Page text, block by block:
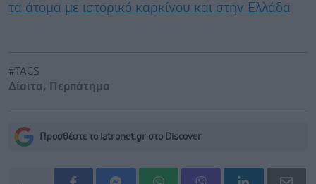
τα άτομα με ιστορικό καρκίνου και στην Ελλάδα
#TAGS
Δίαιτα, Περπάτημα
Προσθέστε το iatronet.gr στο Discover